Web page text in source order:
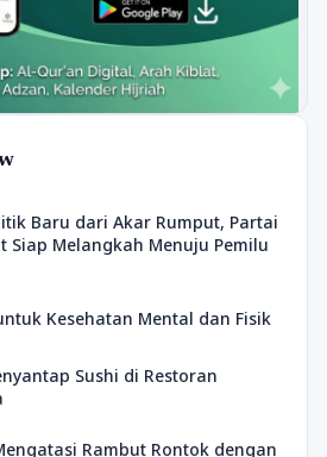
Baru dari Akar Rumput, Partai
Siap Melangkah Menuju Pemilu
Kesehatan Mental dan Fisik
Sushi di Restoran
Rambut Rontok dengan